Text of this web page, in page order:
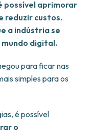
possível aprimorar
reduzir custos.
a indústria se
mundo digital.
para ficar nas
simples para os
é possível
o